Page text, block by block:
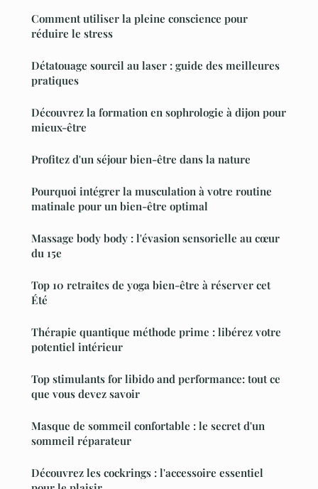
Comment utiliser la pleine conscience pour
réduire le stress
Détatouage sourcil au laser : guide des meilleures
pratiques
Découvrez la formation en sophrologie à dijon pour
mieux-être
Profitez d'un séjour bien-être dans la nature
Pourquoi intégrer la musculation à votre routine
matinale pour un bien-être optimal
Massage body body : l'évasion sensorielle au cœur
du 15e
Top 10 retraites de yoga bien-être à réserver cet
Été
Thérapie quantique méthode prime : libérez votre
potentiel intérieur
Top stimulants for libido and performance: tout ce
que vous devez savoir
Masque de sommeil confortable : le secret d'un
sommeil réparateur
Découvrez les cockrings : l'accessoire essentiel